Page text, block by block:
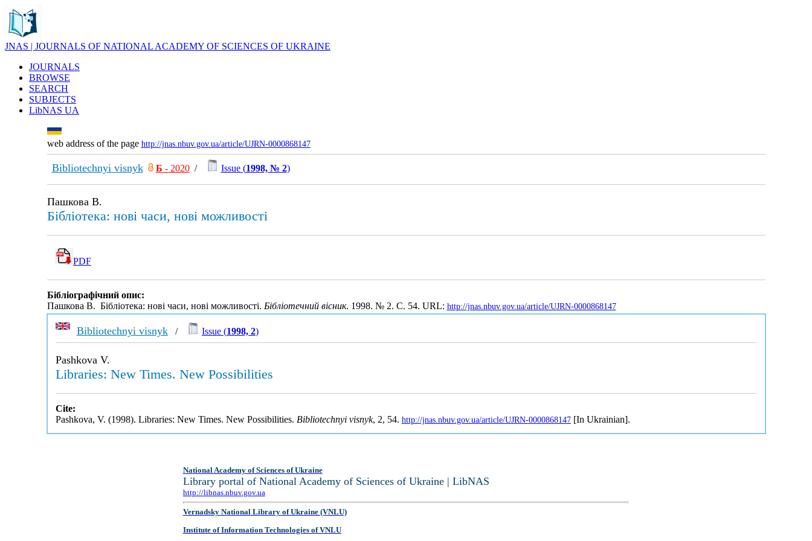
JNAS | JOURNALS OF NATIONAL ACADEMY OF SCIENCES OF UKRAINE
JOURNALS
BROWSE
SEARCH
SUBJECTS
LibNAS UA
web address of the page http://jnas.nbuv.gov.ua/article/UJRN-0000868147
Bibliotechnyi visnyk Б - 2020/ Issue (1998, № 2)
Пашкова В.
Бібліотека: нові часи, нові можливості
PDF
Бібліографічний опис:
Пашкова В. Бібліотека: нові часи, нові можливості. Бібліотечний вісник. 1998. № 2. С. 54. URL: http://jnas.nbuv.gov.ua/article/UJRN-0000868147
Bibliotechnyi visnyk/ Issue (1998, 2)
Pashkova V.
Libraries: New Times. New Possibilities
Cite:
Pashkova, V. (1998). Libraries: New Times. New Possibilities. Bibliotechnyi visnyk, 2, 54. http://jnas.nbuv.gov.ua/article/UJRN-0000868147[In Ukrainian].
National Academy of Sciences of Ukraine
Library portal of National Academy of Sciences of Ukraine | LibNAS
http://libnas.nbuv.gov.ua
Vernadsky National Library of Ukraine (VNLU)
Institute of Information Technologies of VNLU